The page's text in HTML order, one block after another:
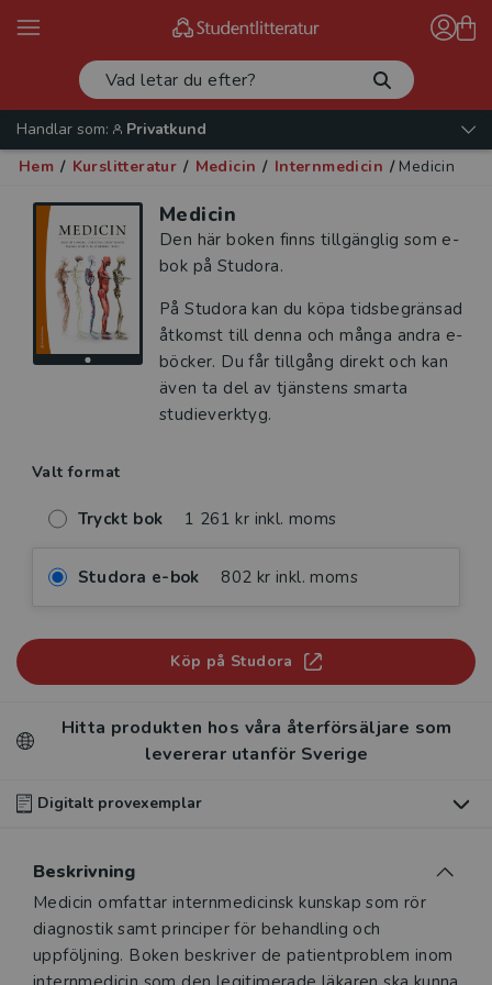
Handlar som:
Privatkund
Hem / Kurslitteratur / Medicin / Internmedicin / Medicin
Medicin
Den här boken finns tillgänglig som e-
bok på Studora.
På Studora kan du köpa tidsbegränsad
åtkomst till denna och många andra e-
böcker. Du får tillgång direkt och kan
även ta del av tjänstens smarta
studieverktyg.
Valt format
Tryckt bok 1 261 kr inkl. moms
Studora e-bok 802 kr inkl. moms
Köp på Studora
Hitta produkten hos våra återförsäljare som
levererar utanför Sverige
Digitalt provexemplar
digitalt provexemplar av den här produkten
Våra digitala provexemplar tillhandahålls via Studora.se
och ger dig tillgång till boken under 180 dagar. Observera
att erbjudandet endast gäller relevanta produkter för din
Beskrivning
Beskrivning
Medicin omfattar internmedicinsk kunskap som rör
diagnostik samt principer för behandling och
uppföljning. Boken beskriver de patientproblem inom